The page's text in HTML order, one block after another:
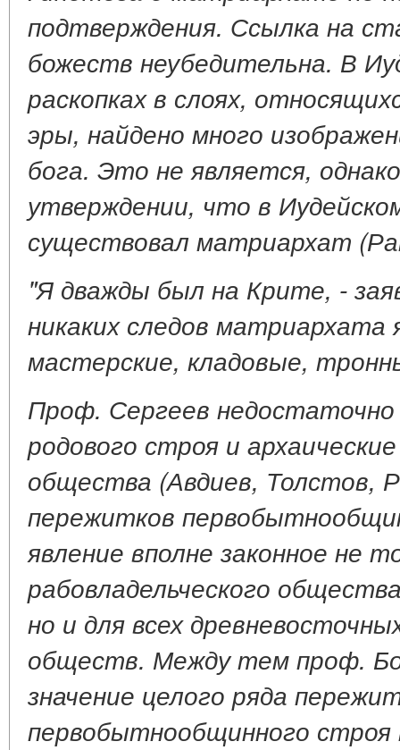
подтверждения. Ссылка на
божеств неубедительна. В
раскопках в слоях,
эры, найдено много
бога. Это не является,
утверждении, что в
существовал матриархат
"Я дважды был на Крите, -
никаких следов
мастерские, кладовые,
Проф. Сергеев недостаточно
родового строя и
общества (Авдиев, Толстов,
пережитков
явление вполне законное не
рабовладельческого
но и для всех
обществ. Между тем проф.
значение целого ряда
первобытнообщинного